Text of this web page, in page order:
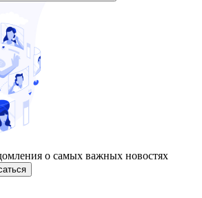
о самых важных новостях